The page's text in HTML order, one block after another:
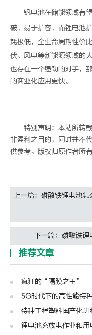
钒电池在储能领域有
破，易于扩容，而锂电池
耗极低，全生命周期性价
伏、风电等新能源领域的
也存在一个强劲的对手，
的商业化应用更快。
特别声明：本站所转
非盈利之目的，同时并不
供参考。版权归原作者所
上一篇：磷酸铁锂电池
下一篇：磷酸铁锂
推荐文章
疯狂的“隔膜之王”
5G时代下的高性能特种工程
特种工程塑料国产化
锂电池充放电作业和用